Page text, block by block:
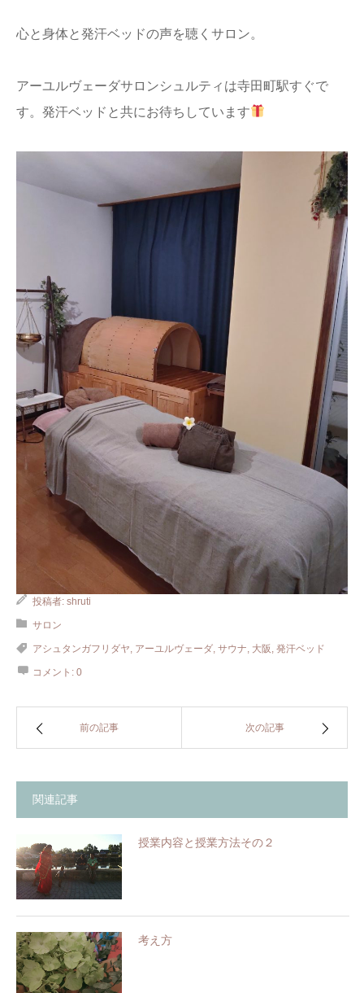
心と身体と発汗ベッドの声を聴くサロン。
アーユルヴェーダサロンシュルティは寺田町駅すぐで
す。発汗ベッドと共にお待ちしています
投稿者: shruti
サロン
アシュタンガフリダヤ アーユルヴェーダ サウナ 大阪 発汗ベッド
コメント: 0
前の記事 次の記事
関連記事
授業内容と授業方法その２
考え方